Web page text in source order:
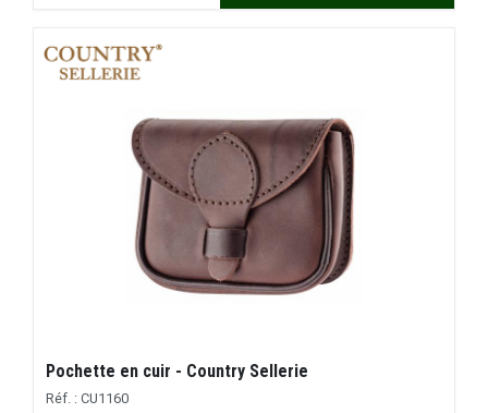
Pochette en cuir - Country Sellerie
Réf. : CU1160